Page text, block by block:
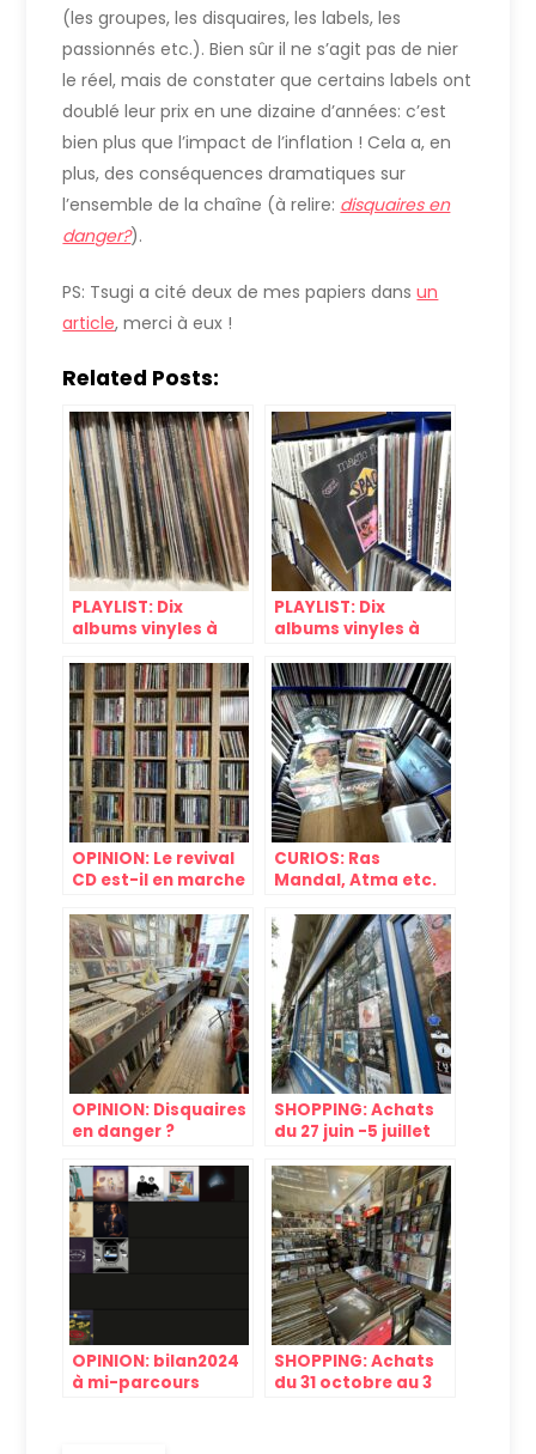
(les groupes, les disquaires, les labels, les
passionnés etc.). Bien sûr il ne s’agit pas de nier
le réel, mais de constater que certains labels ont
doublé leur prix en une dizaine d’années: c’est
bien plus que l’impact de l’inflation ! Cela a, en
plus, des conséquences dramatiques sur
l’ensemble de la chaîne (à relire: disquaires en
danger?).
PS: Tsugi a cité deux de mes papiers dansun
article, merci à eux !
Related Posts:
PLAYLIST: Dix
albums vinyles à
#8
PLAYLIST: Dix
albums vinyles à
#9
OPINION: Le revival
CD est-il en marche
CURIOS: Ras
Mandal, Atma etc.
vinyles du label
Gopal souvent?
OPINION: Disquaires
en danger ?
SHOPPING: Achats
du 27 juin -5 juillet
OPINION: bilan2024
à mi-parcours
SHOPPING: Achats
du 31 octobre au 3